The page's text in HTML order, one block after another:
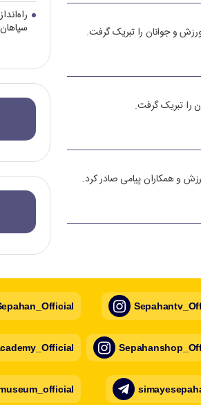
و جوانان را تبریک گرفت.
را تبریک گرفت.
و همکاران پیامی صادر کرد.
سپاهان